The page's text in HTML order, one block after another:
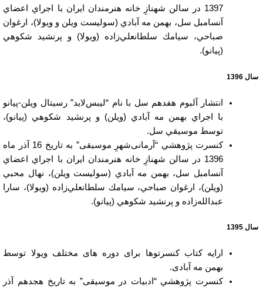
1397 در سالن شهنازِ خانه هنرمندان ایران با اجراي اعضاي
آنسامبل سل، بهمن مه آبادي (سوليست ويلن و ویولا)، ارغوان
صباحي، سيامك سلطانعلي‌زاده (ويولا) و پرنشيد شكوهي
(پيانو).
سال 1396
انتشار آلبوم هفدهم سل با نام “لیبس‌لاید” رسیتال ویلن-پیانو
با اجراي بهمن مه آبادي (ویلن) و پرنشيد شكوهي (پیانو)،
توسط موسيقي سل.
كنسرت پژوهشي “آرمانی‌شهرِ موسیقی” به تاريخ 16 آذر ماه
1396 در سالن شهنازِ خانه هنرمندان ایران با اجراي اعضاي
آنسامبل سل، بهمن مه آبادي (سوليست ويلن)، نهال محبي
(ويلن)، ارغوان صباحي، سيامك سلطانعلي‌زاده (ويولا)، سارا
عبدالله‌زاده و پرنشيد شكوهي (پيانو).
سال 1395
ارایه کتاب کنسرتوها برای دوره های مختلف ویولا توسط
بهمن مه آبادی.
كنسرت پژوهشي “ادبیات در موسیقی” به تاريخ هجدهم آذر